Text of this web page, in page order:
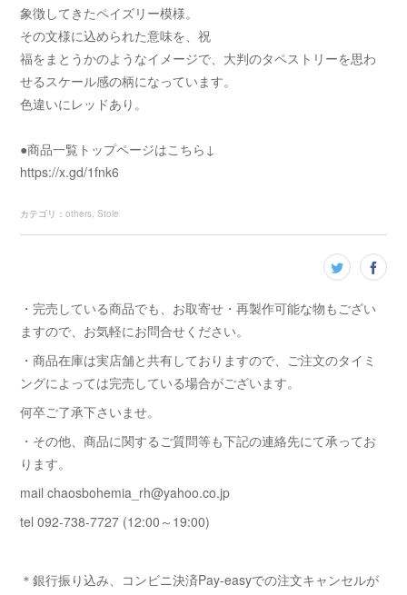
象徴してきたペイズリー模様。
その文様に込められた意味を、祝
福をまとうかのようなイメージで、大判のタペストリーを思わ
せるスケール感の柄になっています。
色違いにレッドあり。
●商品一覧トップページはこちら↓
https://x.gd/1fnk6
カテゴリ ：others Stole
・完売している商品でも、お取寄せ・再製作可能な物もござい
ますので、お気軽にお問合せください。
・商品在庫は実店舗と共有しておりますので、ご注文のタイミ
ングによっては完売している場合がございます。
何卒ご了承下さいませ。
・その他、商品に関するご質問等も下記の連絡先にて承ってお
ります。
mail chaosbohemia_rh@yahoo.co.jp
tel 092-738-7727 (12:00～19:00)
＊銀行振り込み、コンビニ決済Pay-easyでの注文キャンセルが